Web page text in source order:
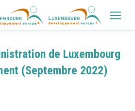
de Luxembourg
(Septembre 2022)